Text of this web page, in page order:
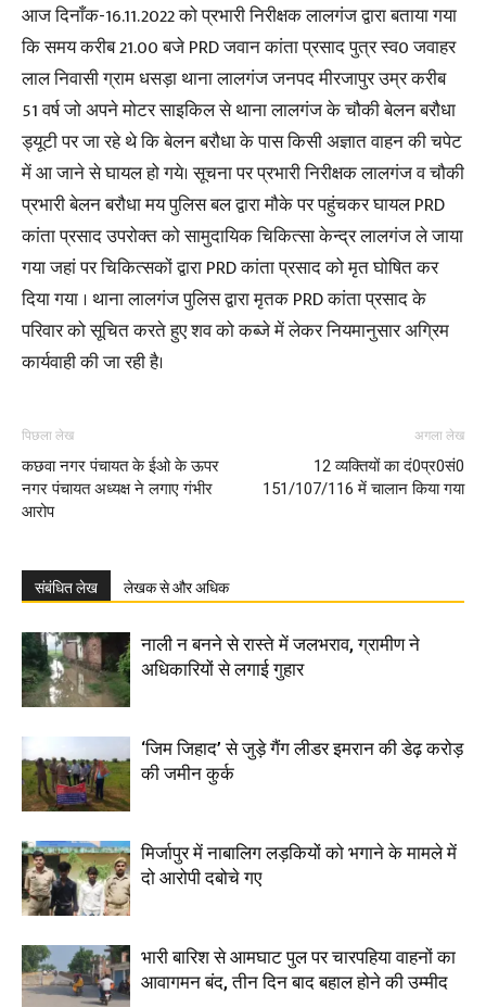
आज दिनाँक-16.11.2022 को प्रभारी निरीक्षक लालगंज द्वारा बताया गया
कि समय करीब 21.00 बजे PRD जवान कांता प्रसाद पुत्र स्व0 जवाहर
लाल निवासी ग्राम धसड़ा थाना लालगंज जनपद मीरजापुर उम्र करीब
51 वर्ष जो अपने मोटर साइकिल से थाना लालगंज के चौकी बेलन बरौधा
ड्यूटी पर जा रहे थे कि बेलन बरौधा के पास किसी अज्ञात वाहन की चपेट
में आ जाने से घायल हो गये। सूचना पर प्रभारी निरीक्षक लालगंज व चौकी
प्रभारी बेलन बरौधा मय पुलिस बल द्वारा मौके पर पहुंचकर घायल PRD
कांता प्रसाद उपरोक्त को सामुदायिक चिकित्सा केन्द्र लालगंज ले जाया
गया जहां पर चिकित्सकों द्वारा PRD कांता प्रसाद को मृत घोषित कर
दिया गया । थाना लालगंज पुलिस द्वारा मृतक PRD कांता प्रसाद के
परिवार को सूचित करते हुए शव को कब्जे में लेकर नियमानुसार अग्रिम
कार्यवाही की जा रही है।
पिछला लेख
कछवा नगर पंचायत के ईओ के ऊपर
नगर पंचायत अध्यक्ष ने लगाए गंभीर
आरोप
अगला लेख
12 व्यक्तियों का दं0प्र0सं0
151/107/116 में चालान किया गया
संबंधित लेख लेखक से और अधिक
नाली न बनने से रास्ते में जलभराव, ग्रामीण ने
अधिकारियों से लगाई गुहार
‘जिम जिहाद’ से जुड़े गैंग लीडर इमरान की डेढ़ करोड़
की जमीन कुर्क
मिर्जापुर में नाबालिग लड़कियों को भगाने के मामले में
दो आरोपी दबोचे गए
भारी बारिश से आमघाट पुल पर चारपहिया वाहनों का
आवागमन बंद, तीन दिन बाद बहाल होने की उम्मीद